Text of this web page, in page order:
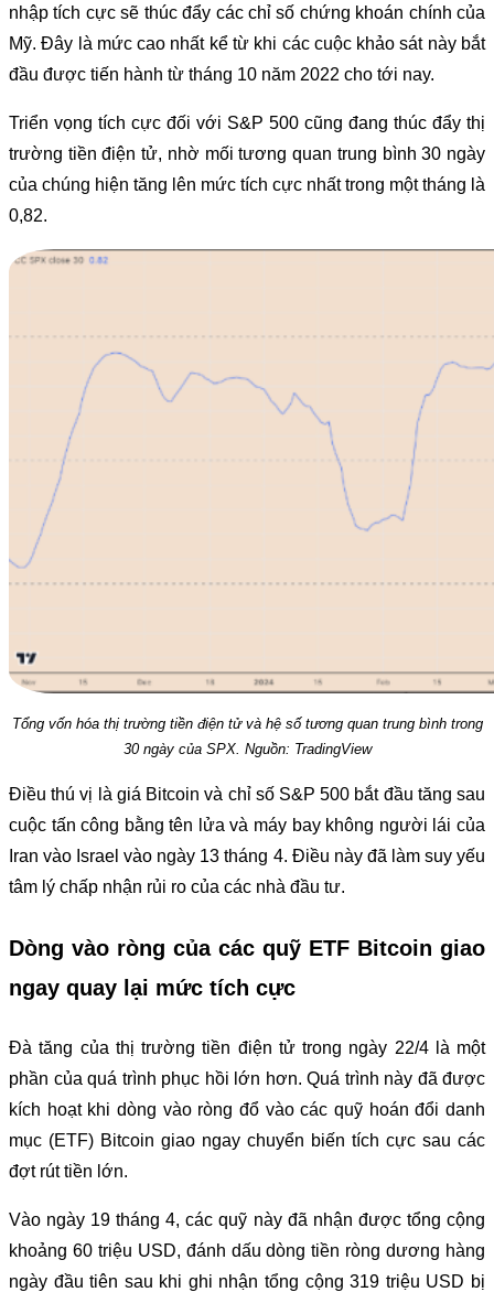
nhập tích cực sẽ thúc đẩy các chỉ số chứng khoán chính của
Mỹ. Đây là mức cao nhất kể từ khi các cuộc khảo sát này bắt
đầu được tiến hành từ tháng 10 năm 2022 cho tới nay.
Triển vọng tích cực đối với S&P 500 cũng đang thúc đẩy thị
trường tiền điện tử, nhờ mối tương quan trung bình 30 ngày
của chúng hiện tăng lên mức tích cực nhất trong một tháng là
0,82.
Tổng vốn hóa thị trường tiền điện tử và hệ số tương quan trung bình trong
30 ngày của SPX. Nguồn: TradingView
Điều thú vị là giá Bitcoin và chỉ số S&P 500 bắt đầu tăng sau
cuộc tấn công bằng tên lửa và máy bay không người lái của
Iran vào Israel vào ngày 13 tháng 4. Điều này đã làm suy yếu
tâm lý chấp nhận rủi ro của các nhà đầu tư.
Dòng vào ròng của các quỹ ETF Bitcoin giao
ngay quay lại mức tích cực
Đà tăng của thị trường tiền điện tử trong ngày 22/4 là một
phần của quá trình phục hồi lớn hơn. Quá trình này đã được
kích hoạt khi dòng vào ròng đổ vào các quỹ hoán đổi danh
mục (ETF) Bitcoin giao ngay chuyển biến tích cực sau các
đợt rút tiền lớn.
Vào ngày 19 tháng 4, các quỹ này đã nhận được tổng cộng
khoảng 60 triệu USD, đánh dấu dòng tiền ròng dương hàng
ngày đầu tiên sau khi ghi nhận tổng cộng 319 triệu USD bị